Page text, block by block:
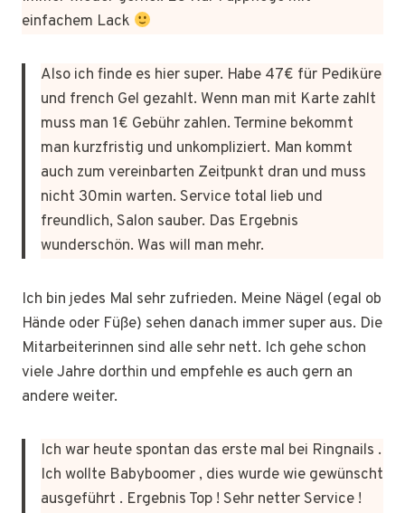
einfachem Lack
Also ich finde es hier super. Habe 47€ für Pediküre
und french Gel gezahlt. Wenn man mit Karte zahlt
muss man 1€ Gebühr zahlen. Termine bekommt
man kurzfristig und unkompliziert. Man kommt
auch zum vereinbarten Zeitpunkt dran und muss
nicht 30min warten. Service total lieb und
freundlich, Salon sauber. Das Ergebnis
wunderschön. Was will man mehr.
Ich bin jedes Mal sehr zufrieden. Meine Nägel (egal ob
Hände oder Füße) sehen danach immer super aus. Die
Mitarbeiterinnen sind alle sehr nett. Ich gehe schon
viele Jahre dorthin und empfehle es auch gern an
andere weiter.
Ich war heute spontan das erste mal bei Ringnails .
Ich wollte Babyboomer , dies wurde wie gewünscht
ausgeführt . Ergebnis Top ! Sehr netter Service !